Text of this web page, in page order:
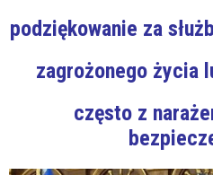
podziękowanie za
zagrożonego życia
często z